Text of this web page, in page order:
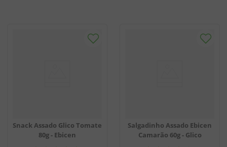
Snack Assado Glico Tomate
80g - Ebicen
Salgadinho Assado Ebicen
Camarão 60g - Glico